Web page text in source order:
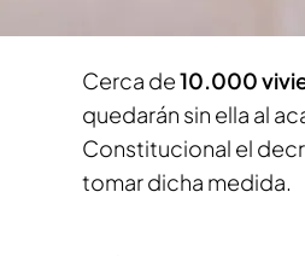
Cerca de10.000
quedarán sin ella al
Constitucional el
tomar dicha medida.